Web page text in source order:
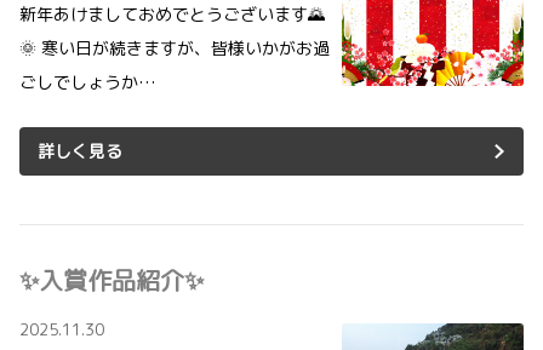
新年あけましておめでとうございます🌄
🌞 寒い日が続きますが、皆様いかがお過
ごしでしょうか…
詳しく見る
✨入賞作品紹介✨
2025.11.30